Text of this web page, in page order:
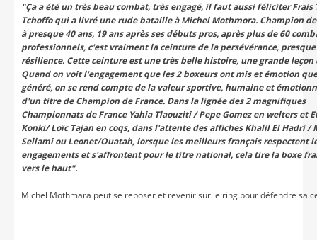
"Ça a été un très beau combat, très engagé, il faut aussi féliciter Frais
Tchoffo qui a livré une rude bataille à Michel Mothmora. Champion
à presque 40 ans, 19 ans après ses débuts pros, après plus de 60
professionnels, c'est vraiment la ceinture de la persévérance,
résilience. Cette ceinture est une très belle histoire, une grande leçon
Quand on voit l'engagement que les 2 boxeurs ont mis et émotion
généré, on se rend compte de la valeur sportive, humaine et
d'un titre de Champion de France. Dans la lignée des 2 magnifiques
Championnats de France Yahia Tlaouziti / Pepe Gomez en welters et
Konki/ Loïc Tajan en coqs, dans l'attente des affiches Khalil El Hadri /
Sellami ou Leonet/Ouatah, lorsque les meilleurs français respectent
engagements et s'affrontent pour le titre national, cela tire la boxe
vers le haut".
Michel Mothmara peut se reposer et revenir sur le ring pour défendre sa